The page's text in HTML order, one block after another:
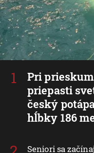
Pri
priepasti
český
hĺbky 186
Seniori sa